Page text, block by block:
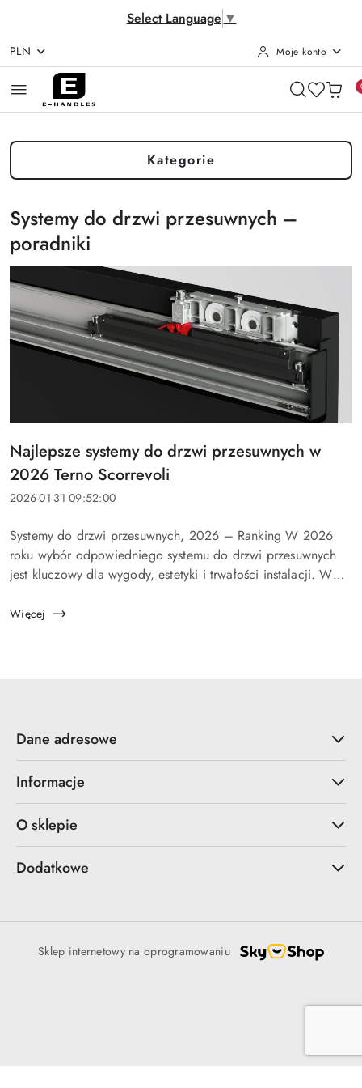
Select Language ▼
Przejdź do treści głównej
Przejdź do wyszukiwarki
Przejdź do moje konto
Przejdź do menu głównego
Przejdź do stopki
PLN Moje konto
Kategorie
Systemy do drzwi przesuwnych –
poradniki
Tytuł
artykułu:
Najlepsze systemy do drzwi przesuwnych w
2026 Terno Scorrevoli
Data
2026-01-31 09:52:00
Treść
artykułu:
Systemy do drzwi przesuwnych, 2026 – Ranking W 2026
roku wybór odpowiedniego systemu do drzwi przesuwnych
jest kluczowy dla wygody, estetyki i trwałości instalacji. W
&md...
Więcej
Dane adresowe
Informacje
O sklepie
Dodatkowe
Sklep internetowy na oprogramowaniu